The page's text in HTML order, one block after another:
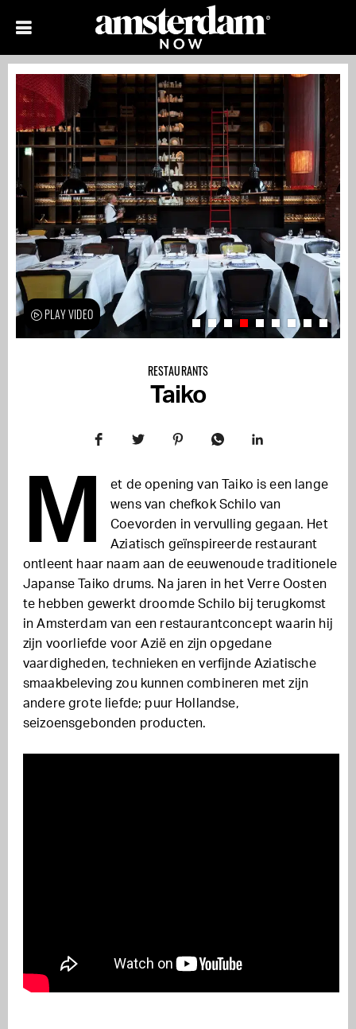
RESTAURANTS
Taiko
PLAY VIDEO
M
et de opening van Taiko is een lange
wens van chefkok Schilo van
Coevorden in vervulling gegaan. Het
Aziatisch geïnspireerde restaurant
ontleent haar naam aan de eeuwenoude traditionele
Japanse Taiko drums. Na jaren in het Verre Oosten
te hebben gewerkt droomde Schilo bij terugkomst
in Amsterdam van een restaurantconcept waarin hij
zijn voorliefde voor Azië en zijn opgedane
vaardigheden, technieken en verfijnde Aziatische
smaakbeleving zou kunnen combineren met zijn
andere grote liefde; puur Hollandse,
seizoensgebonden producten.